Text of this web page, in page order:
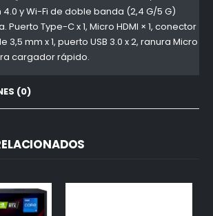
y Wi-Fi de doble banda (2,4 G/5 G)
Type-C x 1, Micro HDMI × 1, conector
mm x 1, puerto USB 3.0 x 2, ranura Micro
cargador rápido.
(0)